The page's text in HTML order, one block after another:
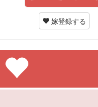
嫁登録する